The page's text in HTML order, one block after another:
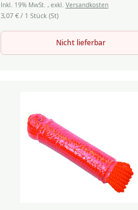
Inkl. 19% MwSt. , exkl. Versandkosten
3,07 €/ 1 Stück (St)
Nicht lieferbar